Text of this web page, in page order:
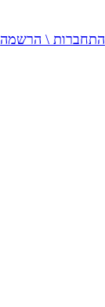
התחברות \ הרשמה